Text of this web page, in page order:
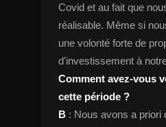
Covid et au fait que
réalisable. Même si
une volonté forte de
d'investissement à
Comment avez-vous
cette période ?
B : Nous avons a